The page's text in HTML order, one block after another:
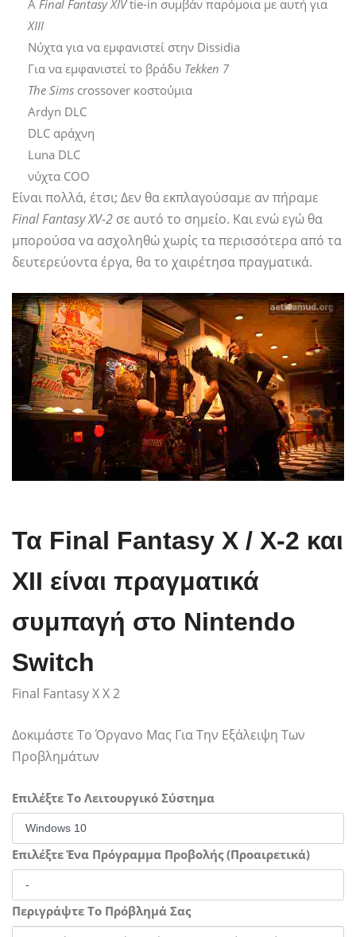
Α Final Fantasy XIVtie-in συμβάν παρόμοια με αυτή για
XIII
Νύχτα για να εμφανιστεί στην Dissidia
Για να εμφανιστεί το βράδυ Tekken 7
The Sims crossover κοστούμια
Ardyn DLC
DLC αράχνη
Luna DLC
νύχτα COO
Είναι πολλά, έτσι; Δεν θα εκπλαγούσαμε αν πήραμε
Final Fantasy XV-2 σε αυτό το σημείο. Και ενώ εγώ θα
μπορούσα να ασχοληθώ χωρίς τα περισσότερα από τα
δευτερεύοντα έργα, θα το χαιρέτησα πραγματικά.
Τα Final Fantasy X / X-2 και
XII είναι πραγματικά
συμπαγή στο Nintendo
Switch
Final Fantasy X X 2
Δοκιμάστε Το Όργανο Μας Για Την Εξάλειψη Των
Προβλημάτων
Επιλέξτε Το Λειτουργικό Σύστημα
Επιλέξτε Ένα Πρόγραμμα Προβολής (Προαιρετικά)
Περιγράψτε Το Πρόβλημά Σας